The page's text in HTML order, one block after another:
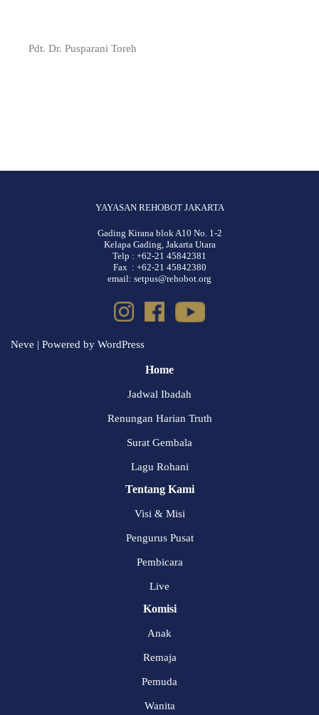
Pdt. Dr. Pusparani Toreh
YAYASAN REHOBOT JAKARTA
Gading Kirana blok A10 No. 1-2
Kelapa Gading, Jakarta Utara
Telp : +62-21 45842381
Fax : +62-21 45842380
email: setpus@rehobot.org
Neve | Powered by WordPress
Home
Jadwal Ibadah
Renungan Harian Truth
Surat Gembala
Lagu Rohani
Tentang Kami
Visi & Misi
Pengurus Pusat
Pembicara
Live
Komisi
Anak
Remaja
Pemuda
Wanita